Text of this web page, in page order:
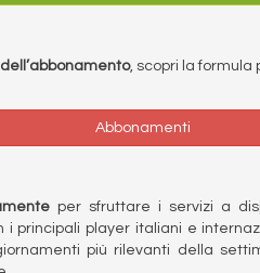
, scopri la
Abbonamenti
per sfruttare i servizi a
principali player italiani e
più rilevanti della